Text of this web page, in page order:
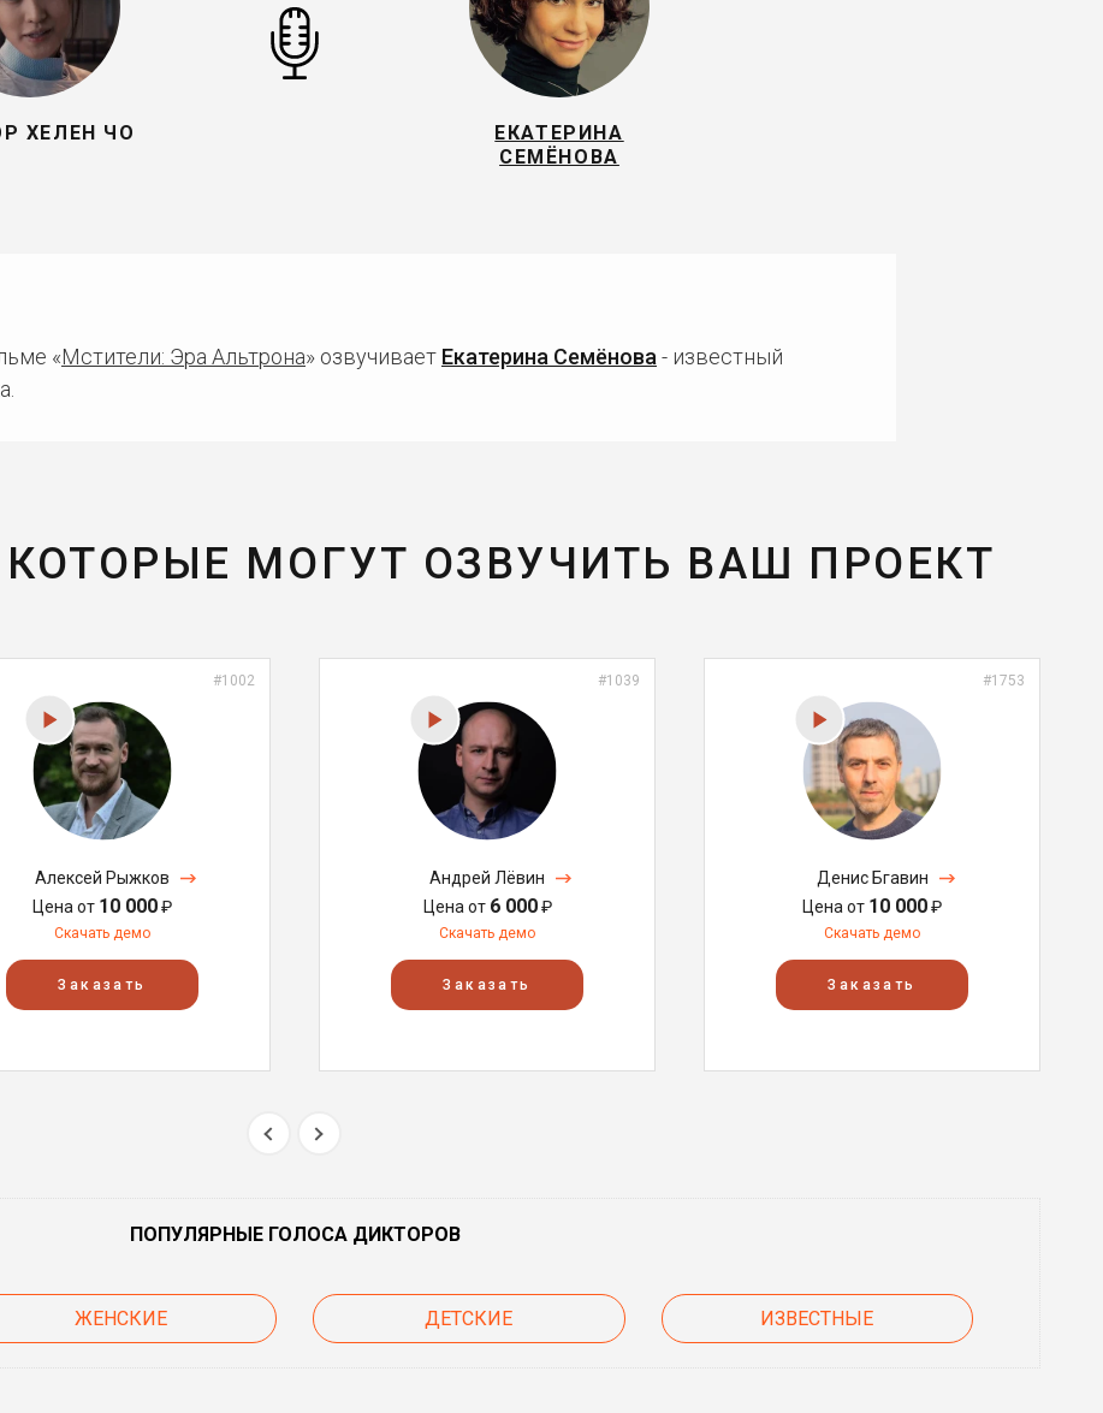
ХЕЛЕН ЧО
ЕКАТЕРИНА
СЕМЁНОВА
«Мстители: Эра Альтрона» озвучивает Екатерина Семёнова - известный
МОГУТ ОЗВУЧИТЬ ВАШ ПРОЕКТ
#1002
Алексей Рыжков
Цена от 10 000₽
Скачать демо
Заказать
#1039
Андрей Лёвин
Цена от 6 000₽
Скачать демо
Заказать
#1753
Денис Бгавин
Цена от 10 000₽
Скачать демо
Заказать
ПОПУЛЯРНЫЕ ГОЛОСА ДИКТОРОВ
ЖЕНСКИЕ ДЕТСКИЕ ИЗВЕСТНЫЕ